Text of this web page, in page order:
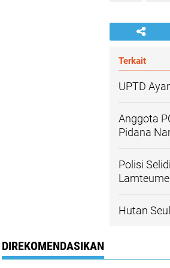
Terkait
UPTD
Anggota
Pidana
Polisi
Hutan
DIREKOMENDASIKAN